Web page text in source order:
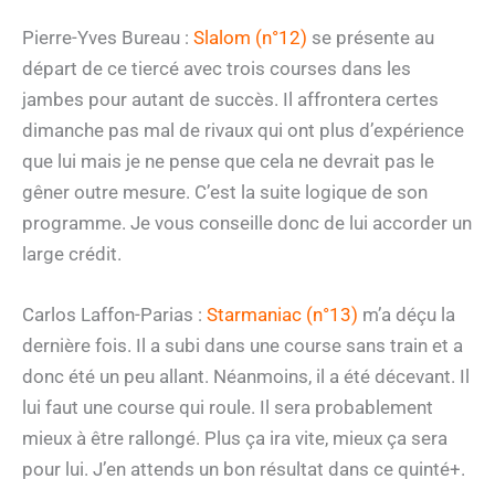
Pierre-Yves Bureau : Slalom (n°12) se présente au
départ de ce tiercé avec trois courses dans les
jambes pour autant de succès. Il affrontera certes
dimanche pas mal de rivaux qui ont plus d’expérience
que lui mais je ne pense que cela ne devrait pas le
gêner outre mesure. C’est la suite logique de son
programme. Je vous conseille donc de lui accorder un
large crédit.
Carlos Laffon-Parias : Starmaniac (n°13) m’a déçu la
dernière fois. Il a subi dans une course sans train et a
donc été un peu allant. Néanmoins, il a été décevant. Il
lui faut une course qui roule. Il sera probablement
mieux à être rallongé. Plus ça ira vite, mieux ça sera
pour lui. J’en attends un bon résultat dans ce quinté+.